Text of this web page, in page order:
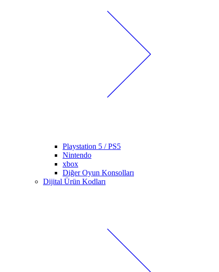
Playstation 5 / PS5
Nintendo
xbox
Diğer Oyun Konsolları
Dijital Ürün Kodları